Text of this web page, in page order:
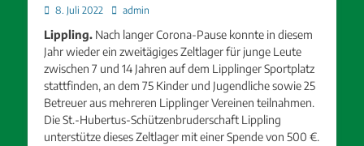
Posted
8. Juli 2022 Autoradmin
Lippling. Nach langer Corona-Pause konnte in diesem
Jahr wieder ein zweitägiges Zeltlager für junge Leute
zwischen 7 und 14 Jahren auf dem Lipplinger Sportplatz
stattfinden, an dem 75 Kinder und Jugendliche sowie 25
Betreuer aus mehreren Lipplinger Vereinen teilnahmen.
Die St.-Hubertus-Schützenbruderschaft Lippling
unterstütze dieses Zeltlager mit einer Spende von 500 €.